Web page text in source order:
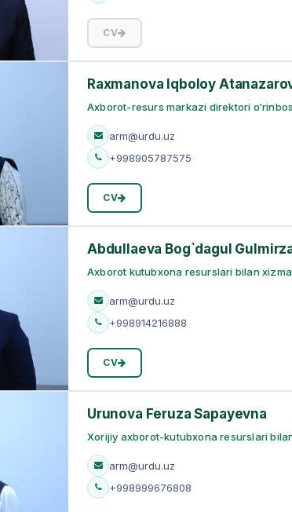
CV
Raxmanova Iqboloy
Axborot-resurs markazi direktori
arm@urdu.uz
+998905787575
CV
Abdullaeva Bog`dagul
Axborot kutubxona resurslari bilan
arm@urdu.uz
+998914216888
CV
Urunova Feruza Sapayevna
Xorijiy axborot-kutubxona resurslari
arm@urdu.uz
+998999676808